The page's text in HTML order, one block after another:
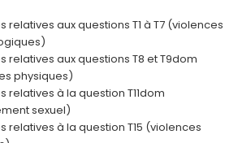
relatives aux questions T1 à T7 (violences
relatives aux questions T8 et T9dom
physiques)
relatives à la question T11dom
sexuel)
relatives à la question T15 (violences